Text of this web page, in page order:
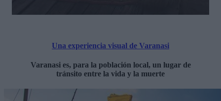
Una experiencia visual de Varanasi
Varanasi es, para la población local, un lugar de
tránsito entre la vida y la muerte